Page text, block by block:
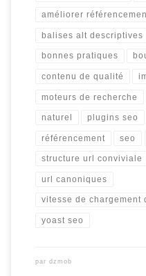
améliorer
balises alt descriptives
bonnes pratiques
contenu de qualité
moteurs de recherche
naturel plugins seo
référencement seo
structure url conviviale
url canoniques
vitesse de chargement
yoast seo
par dzmob